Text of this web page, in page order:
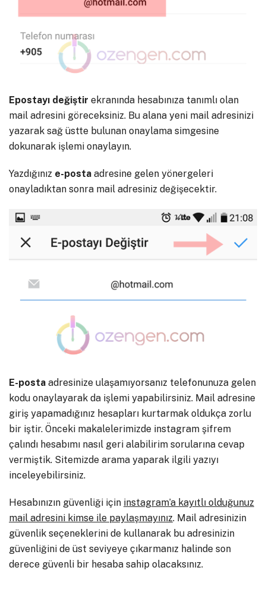
Epostayı değiştir ekranında hesabınıza tanımlı olan
mail adresini göreceksiniz. Bu alana yeni mail adresinizi
yazarak sağ üstte bulunan onaylama simgesine
dokunarak işlemi onaylayın.
Yazdığınız e-posta adresine gelen yönergeleri
onayladıktan sonra mail adresiniz değişecektir.
E-posta adresinize ulaşamıyorsanız telefonunuza gelen
kodu onaylayarak da işlemi yapabilirsiniz. Mail adresine
giriş yapamadığınız hesapları kurtarmak oldukça zorlu
bir iştir. Önceki makalelerimizde instagram şifrem
çalındı hesabımı nasıl geri alabilirim sorularına cevap
vermiştik. Sitemizde arama yaparak ilgili yazıyı
inceleyebilirsiniz.
Hesabınızın güvenliği için instagram’a kayıtlı olduğunuz
mail adresini kimse ile paylaşmayınız. Mail adresinizin
güvenlik seçeneklerini de kullanarak bu adresinizin
güvenliğini de üst seviyeye çıkarmanız halinde son
derece güvenli bir hesaba sahip olacaksınız.